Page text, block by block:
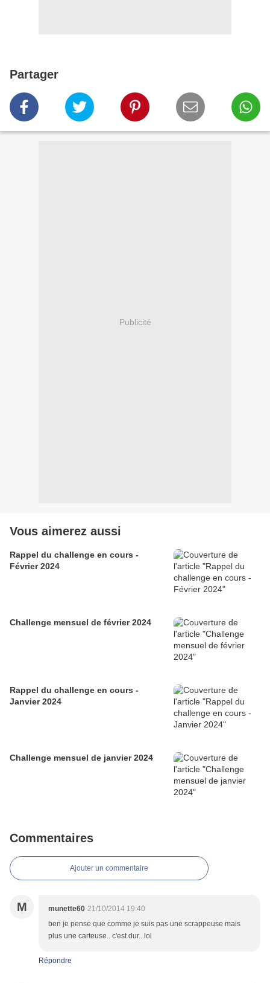
Partager
Publicité
Vous aimerez aussi
Rappel du challenge en cours -
Février 2024
Challenge mensuel de février 2024
Rappel du challenge en cours -
Janvier 2024
Challenge mensuel de janvier 2024
Commentaires
Ajouter un commentaire
M munette60 21/10/2014 19:40
ben je pense que comme je suis pas une scrappeuse mais
plus une carteuse.. c'est dur...lol
Répondre